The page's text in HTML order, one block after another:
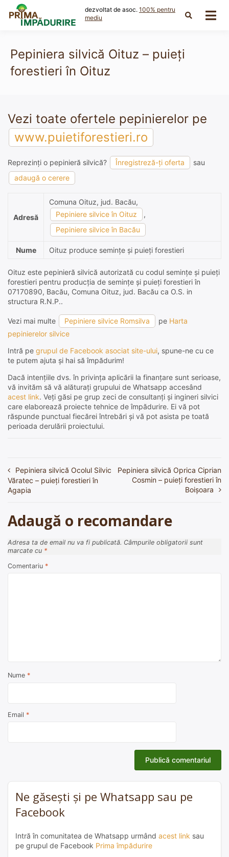
content
dezvoltat de asoc. 100% pentru
mediu
Pepiniera silvică Oituz – puieți
forestieri în Oituz
Vezi toate ofertele pepinierelor pe
www.puietiforestieri.ro
Reprezinți o pepinieră silvică? Înregistreză-ți oferta
sau
adaugă o cerere
Adresă
Comuna Oituz, jud. Bacău,
Pepiniere silvice în Oituz
,
Pepiniere silvice în Bacău
Nume Oituz produce semințe și puieți forestieri
Oituz este pepinieră silvică autorizată cu codul semințe și puieți
forestieri pentru producția de semințe și puieți forestieri în
07170890, Bacău, Comuna Oituz, jud. Bacău ca O.S. in
structura R.N.P..
Vezi mai multe Pepiniere silvice Romsilva pe Harta
pepinierelor silvice
Intră pe grupul de Facebook asociat site-ului, spune-ne cu ce
te putem ajuta și hai să împădurim!
Dacă intențiile dvs. în privința aplicării la finanțare sunt serioase,
vă invităm să vă alăturați grupului de Whatsapp accesând
acest link. Veți găsi pe grup zeci de consultanți și ingineri silvici
care elaborează proiecte tehnice de împădurire. Ei vă pot
răspunde punctual fiecărei întrebări și vă pot asista pe toată
perioada derulării proiectului.
Navigare
în
Pepiniera silvică Ocolul Silvic
Văratec – puieți forestieri în
Agapia
Pepiniera silvică Oprica Ciprian
Cosmin – puieți forestieri în
Boişoara
Adaugă o recomandare
Adresa ta de email nu va fi publicată. Câmpurile obligatorii sunt
marcate cu *
Comentariu *
Nume *
Email *
Ne găsești și pe Whatsapp sau pe
Facebook
Intră în comunitatea de Whatsapp urmând acest link sau
pe grupul de Facebook Prima împădurire